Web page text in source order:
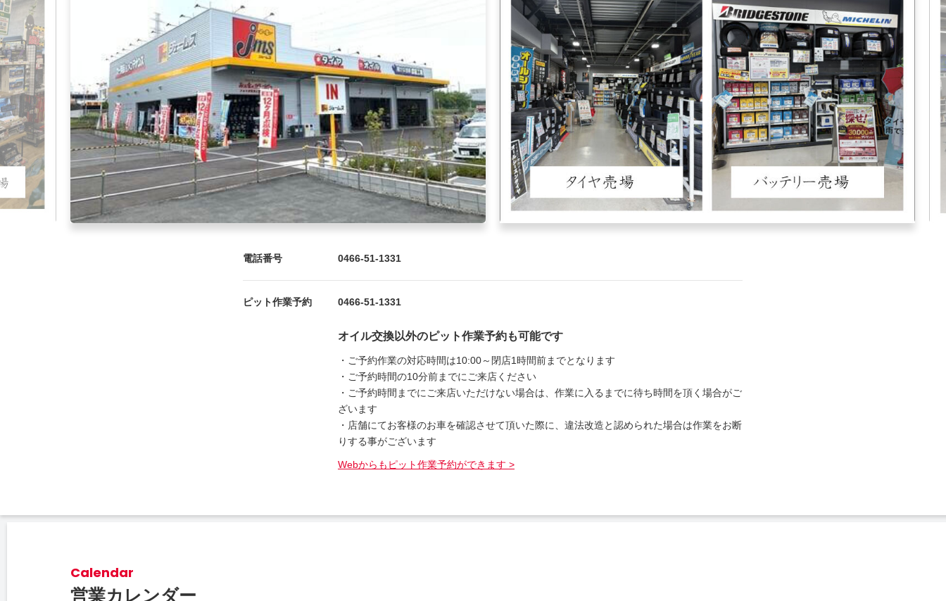
電話番号 0466-51-1331
ピット作業予約 0466-51-1331
オイル交換以外のピット作業予約も可能です
・ご予約作業の対応時間は10:00～閉店1時間前までとなります
・ご予約時間の10分前までにご来店ください
・ご予約時間までにご来店いただけない場合は、作業に入るまでに待ち時間を頂く場合がご
ざいます
・店舗にてお客様のお車を確認させて頂いた際に、違法改造と認められた場合は作業をお断
りする事がございます
Webからもピット作業予約ができます >
Calendar
営業カレンダー